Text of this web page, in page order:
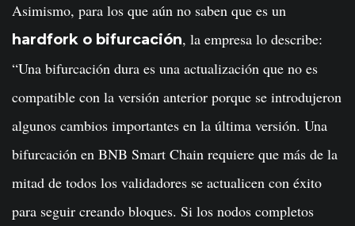
Asimismo, para los que aún no saben que es un
hardfork o bifurcación, la empresa lo describe:
“Una bifurcación dura es una actualización que no es
compatible con la versión anterior porque se introdujeron
algunos cambios importantes en la última versión. Una
bifurcación en BNB Smart Chain requiere que más de la
mitad de todos los validadores se actualicen con éxito
para seguir creando bloques. Si los nodos completos